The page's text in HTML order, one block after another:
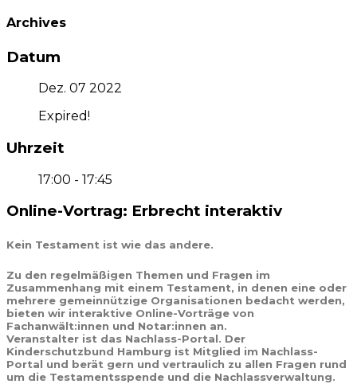
Archives
Datum
Dez. 07 2022
Expired!
Uhrzeit
17:00 - 17:45
Online-Vortrag: Erbrecht interaktiv
Kein Testament ist wie das andere.
Zu den regelmäßigen Themen und Fragen im
Zusammenhang mit einem Testament, in denen eine oder
mehrere gemeinnützige Organisationen bedacht werden,
bieten wir interaktive Online-Vorträge von
Fachanwält:innen und Notar:innen an.
Veranstalter ist das Nachlass-Portal. Der
Kinderschutzbund Hamburg ist Mitglied im Nachlass-
Portal und berät gern und vertraulich zu allen Fragen rund
um die Testamentsspende und die Nachlassverwaltung.